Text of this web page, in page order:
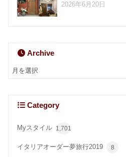
2026年6月20日
Archive
Category
Myスタイル 1,701
イタリアオーダー夢旅行2019 8